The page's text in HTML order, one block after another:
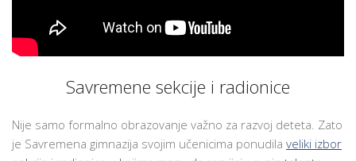
Savremene sekcije i radionice
Nije samo formalno obrazovanje važno za razvoj deteta. Zato
je Savremena gimnazija svojim učenicima ponudila veliki izbor